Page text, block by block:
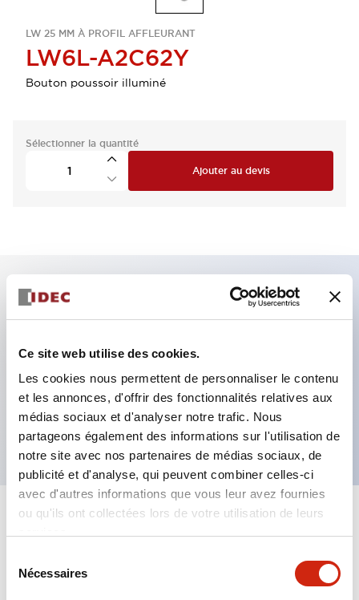
Ce site web utilise des cookies.
Les cookies nous permettent de personnaliser le contenu
et les annonces, d'offrir des fonctionnalités relatives aux
médias sociaux et d'analyser notre trafic. Nous
partageons également des informations sur l'utilisation de
notre site avec nos partenaires de médias sociaux, de
publicité et d'analyse, qui peuvent combiner celles-ci
avec d'autres informations que vous leur avez fournies
ou qu'ils ont collectées lors de votre utilisation de leurs
Nécessaires
LW 25 MM À PROFIL AFFLEURANT
LW6L-A2C62Y
Bouton poussoir illuminé
Sélectionner la quantité
Ajouter au devis
Fixation par regroupement possible
Le commutateur sélecteur avec clé adopte une
structure à goupille à cylindre haute sécurité
La structure de protection est IP65 (IEC60529)
Spécifications